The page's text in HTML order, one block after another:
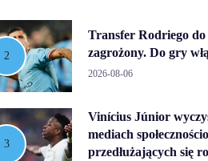
Transfer Rodriego
zagrożony. Do gry
2026-08-06
Vinícius Júnior
mediach
przedłużających się